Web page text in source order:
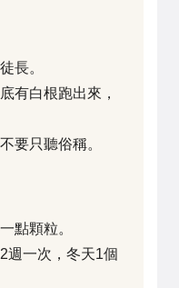
長。
有白根跑出來，
要只聽俗稱。
點顆粒。
週一次，冬天1個